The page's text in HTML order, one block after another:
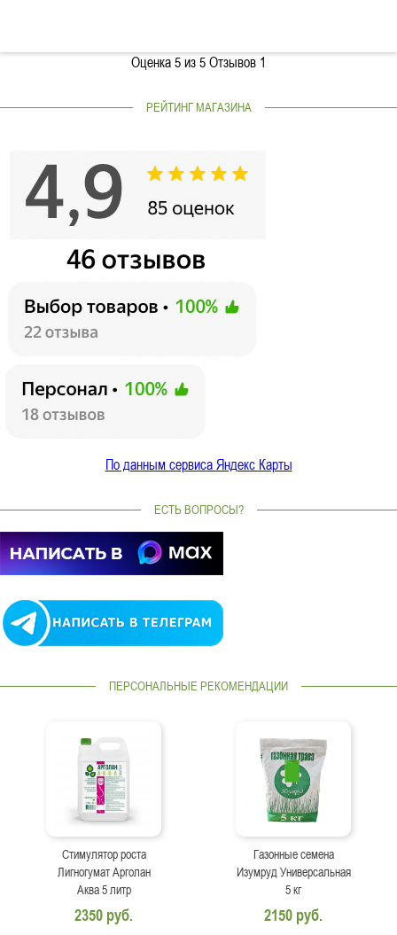
Оценка5из 5 Отзывов 1
РЕЙТИНГ МАГАЗИНА
По данным сервиса Яндекс Карты
ЕСТЬ ВОПРОСЫ?
ПЕРСОНАЛЬНЫЕ РЕКОМЕНДАЦИИ
Стимулятор роста
Лигногумат Арголан
Аква 5 литр
2350 руб.
Газонные семена
Изумруд Универсальная
5 кг
2150 руб.